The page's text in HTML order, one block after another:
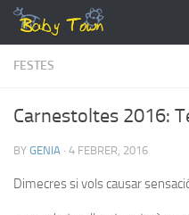
Skip to content
FESTES
Carnestoltes 2016:
BY GENIA · 4 FEBRER, 2016
Dimecres si vols causar